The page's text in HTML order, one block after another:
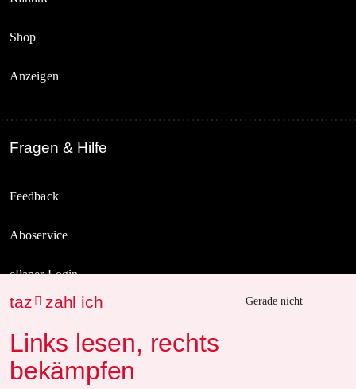
Shop
Anzeigen
Fragen & Hilfe
Feedback
Aboservice
ePaper Login
© 2026 taz Verlags und Vertriebs GmbH
taz  zahl ich Gerade nicht
Links lesen, rechts
bekämpfen